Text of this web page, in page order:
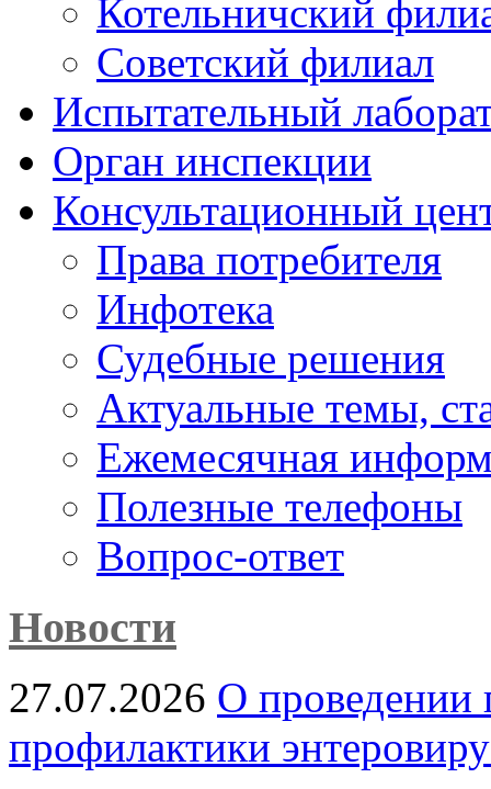
Котельничский
Советский филиал
Испытательный
Орган инспекции
Консультационный
Права потребителя
Инфотека
Судебные решения
Актуальные темы,
Ежемесячная
Полезные телефоны
Вопрос-ответ
Новости
27.07.2026 О проведении
профилактики